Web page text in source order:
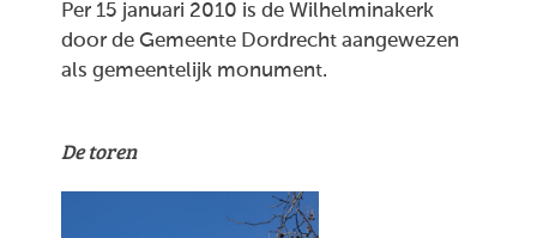
Per 15 januari 2010 is de Wilhelminakerk
door de Gemeente Dordrecht aangewezen
als gemeentelijk monument.
De toren